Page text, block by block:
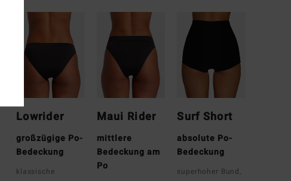
Lowrider
großzügige Po-
Bedeckung
klassische
Maui Rider
mittlere
Bedeckung am
Po
Surf Short
absolute Po-
Bedeckung
superhoher Bund,